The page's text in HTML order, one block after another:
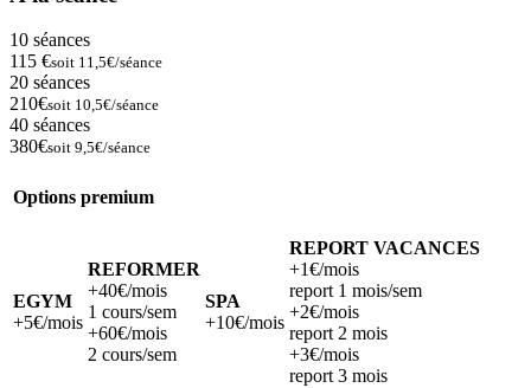
10 séances
115 €soit 11,5€/séance
20 séances
210€soit 10,5€/séance
40 séances
380€soit 9,5€/séance
Options premium
EGYM
+5€/mois
REFORMER
+40€/mois
1 cours/sem
+60€/mois
2 cours/sem
SPA
+10€/mois
REPORT VACANCES
+1€/mois
report 1 mois/sem
+2€/mois
report 2 mois
+3€/mois
report 3 mois